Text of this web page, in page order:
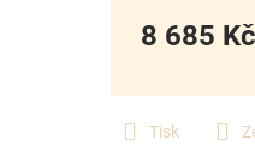
Tisk
8 685 Kč